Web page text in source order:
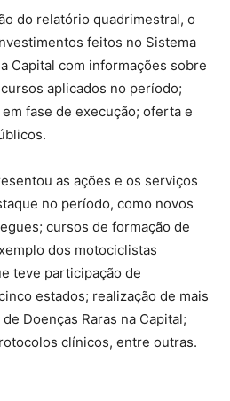
do relatório quadrimestral, o
feitos no Sistema
Capital com informações sobre
aplicados no período;
fase de execução; oferta e
as ações e os serviços
no período, como novos
cursos de formação de
dos motociclistas
teve participação de
estados; realização de mais
Doenças Raras na Capital;
clínicos, entre outras.